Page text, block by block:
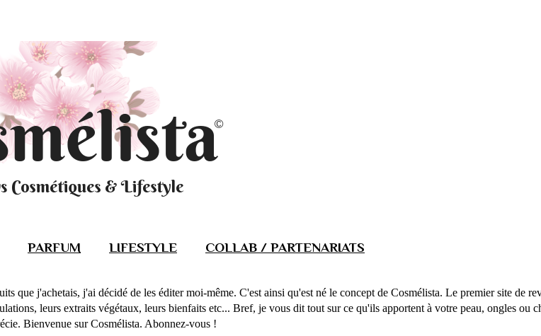
PARFUM LIFESTYLE COLLAB / PARTENARIATS
que j'achetais, j'ai décidé de les éditer moi-même. C'est ainsi qu'est né le concept de Cosmélista. Le premier site de
leurs extraits végétaux, leurs bienfaits etc... Bref, je vous dit tout sur ce qu'ils apportent à votre peau, ongles ou
Bienvenue sur Cosmélista. Abonnez-vous !